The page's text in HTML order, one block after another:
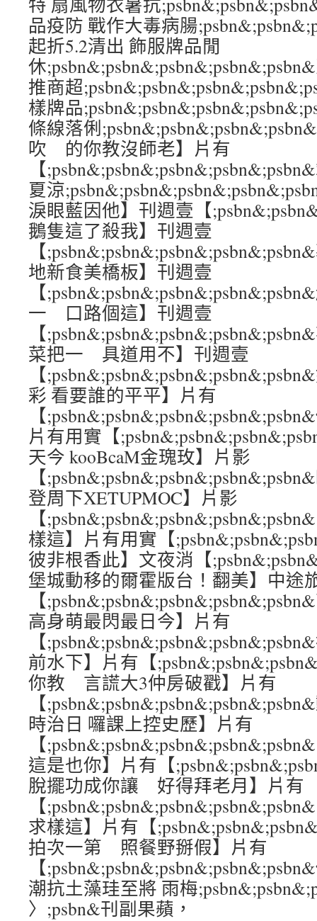
品疫防 戰作大毒病腸
起折5.2清出 飾服牌品閒
休
推商超
樣牌品
條線落俐
吹 的你教沒師老】片有
【
夏涼
淚眼藍因他】刊週壹【
鵝隻這了殺我】刊週壹
【
地新食美橋板】刊週壹
【
一 口路個這】刊週壹
【
菜把一 具道用不】刊週壹
【
彩 看要誰的平平】片有
【
片有用實【
天今 kooBcaM金瑰玫】片影
【
登周下XETUPMOC】片影
【
樣這】片有用實【
彼非根香此】文夜消【
堡城動移的爾霍版台！翻美】中途
【
高身萌最閃最日今】片有
【
前水下】片有【
你教 言謊大3仲房破戳】片有
【
時治日 囉課上控史歷】片有
【
這是也你】片有【
脫擺功成你讓 好得拜老月】片有
【
求樣這】片有【
拍次一第 照餐野掰假】片有
【
潮抗土藻珪至將 雨梅
〉;psbn&刊副果蘋，